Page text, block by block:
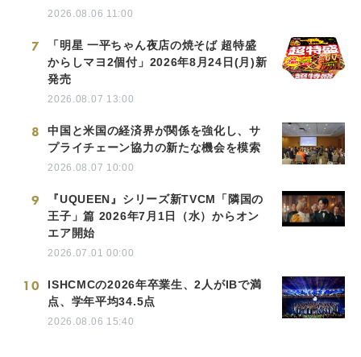
2026.08.06 11:00
7
「明星 一平ちゃん夜店の焼そば 超特盛
からしマヨ2個付」2026年8月24日(月)新
発売
2026.08.07 13:00
8
中国と米国の経済界が関係を強化し、サ
プライチェーン協力の新たな機会を模索
2026.08.07 10:00
9
『UQUEEN』シリーズ新TVCM「隣国の
王子」篇 2026年7月1日（水）からオン
エア開始
2026.07.01 00:00
10
ISHCMCの2026年卒業生、2人がIBで満
点、学年平均34.5点
2026.08.06 15:40